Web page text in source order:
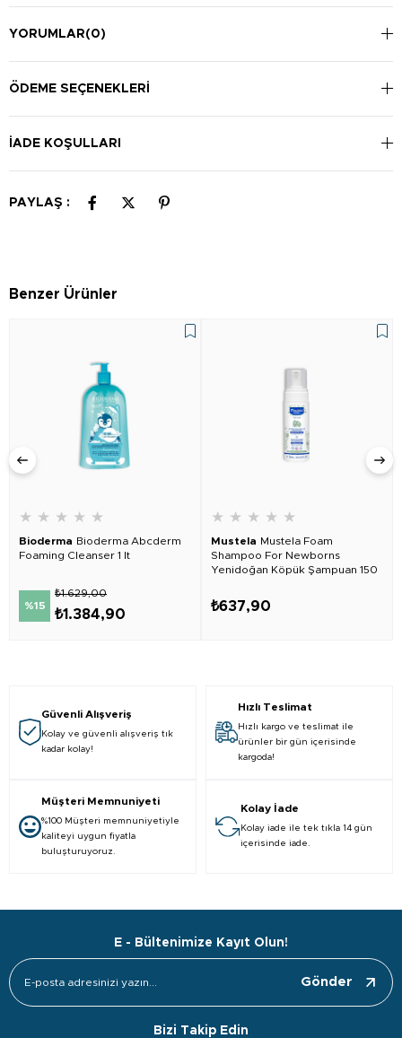
Kullanım Şekli:
Bebeğin ıslak saç derisine uygulayın. Emülsiyon haline gelip
kaçının.
YORUMLAR(0)
ÖDEME SEÇENEKLERI
İADE KOŞULLARI
PAYLAŞ :
Benzer Ürünler
★ ★ ★ ★ ★
Bioderma Bioderma Abcderm
Foaming Cleanser 1 lt
%15
₺1.384,90
₺1.629,00
★ ★ ★ ★ ★
Mustela Mustela Foam
Shampoo For Newborns
Yenidoğan Köpük Şampuan 150
₺637,90
Güvenli Alışveriş
Kolay ve güvenli alışveriş tık
kadar kolay!
Hızlı Teslimat
Hızlı kargo ve teslimat ile
ürünler bir gün içerisinde
kargoda!
Müşteri Memnuniyeti
%100 Müşteri memnuniyetiyle
kaliteyi uygun fiyatla
buluşturuyoruz.
Kolay İade
Kolay iade ile tek tıkla 14 gün
içerisinde iade.
E - Bültenimize Kayıt Olun!
Gönder
Bizi Takip Edin